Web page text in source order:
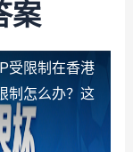
案
受限制 在香港
制怎么办？这